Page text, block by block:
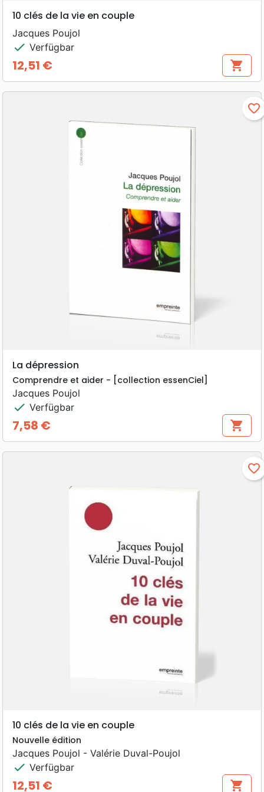
10 clés de la vie en couple
Jacques Poujol
check Verfügbar
Preis
12,51 € shopping_cart
favorite_border
La dépression
Comprendre et aider - [collection essenCiel]
Jacques Poujol
check Verfügbar
Preis
7,58 € shopping_cart
favorite_border
10 clés de la vie en couple
Nouvelle édition
Jacques Poujol - Valérie Duval-Poujol
check Verfügbar
12,51 € shopping_cart